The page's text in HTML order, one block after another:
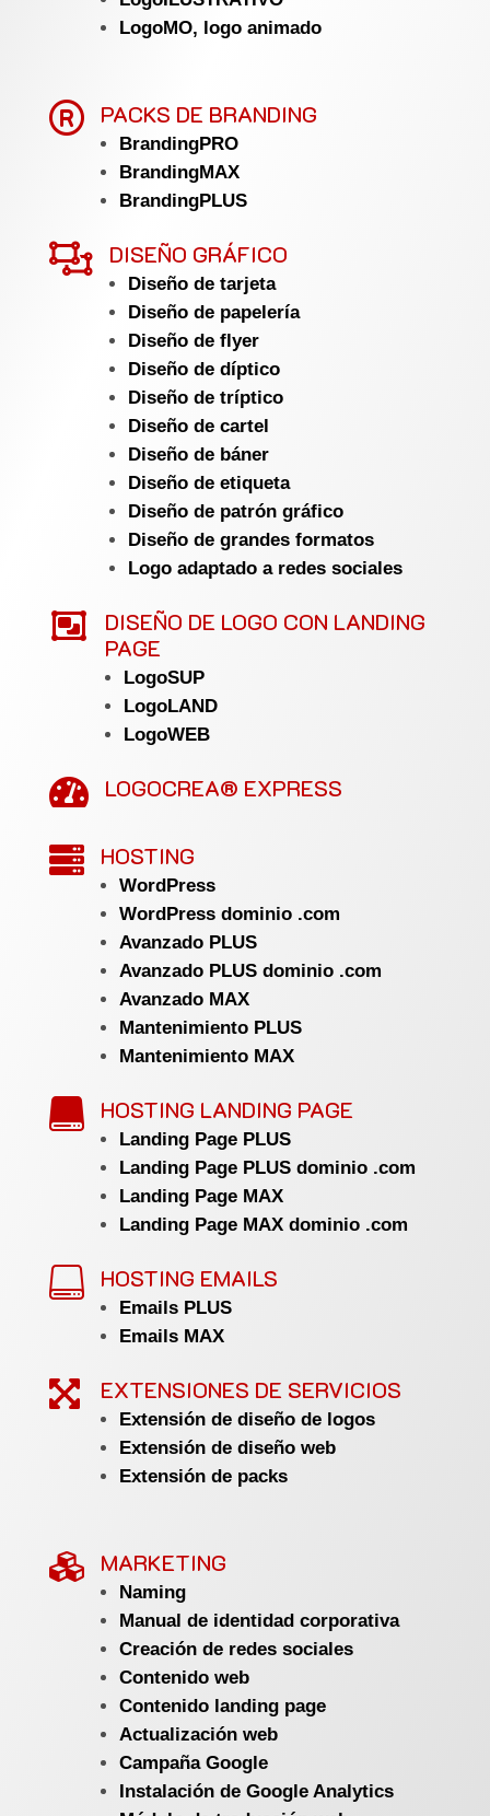
LogoMO, logo animado
 PACKS DE BRANDING
BrandingPRO
BrandingMAX
BrandingPLUS
 DISEÑO GRÁFICO
Diseño de tarjeta
Diseño de papelería
Diseño de flyer
Diseño de díptico
Diseño de tríptico
Diseño de cartel
Diseño de báner
Diseño de etiqueta
Diseño de patrón gráfico
Diseño de grandes formatos
Logo adaptado a redes sociales

DISEÑO DE LOGO CON LANDING
PAGE
LogoSUP
LogoLAND
LogoWEB
 LOGOCREA® EXPRESS
 HOSTING
WordPress
WordPress dominio .com
Avanzado PLUS
Avanzado PLUS dominio .com
Avanzado MAX
Mantenimiento PLUS
Mantenimiento MAX
 HOSTING LANDING PAGE
Landing Page PLUS
Landing Page PLUS dominio .com
Landing Page MAX
Landing Page MAX dominio .com
 HOSTING EMAILS
Emails PLUS
Emails MAX
 EXTENSIONES DE SERVICIOS
Extensión de diseño de logos
Extensión de diseño web
Extensión de packs
 MARKETING
Naming
Manual de identidad corporativa
Creación de redes sociales
Contenido web
Contenido landing page
Actualización web
Campaña Google
Instalación de Google Analytics